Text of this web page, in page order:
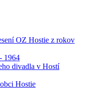
OZ Hostie z rokov
1964
divadla v Hostí
Hostie